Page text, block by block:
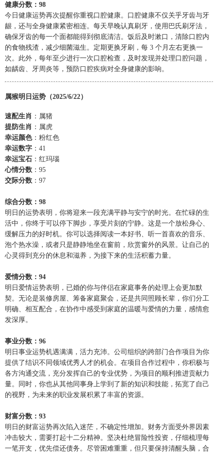
健康分数：98
今日健康运势再次提醒你重视口腔健康。口腔健康不仅关乎牙齿与牙
龈，还与全身健康紧密相连。每天早晚认真刷牙，使用巴氏刷牙法，
确保牙齿的每一个面都能得到彻底清洁。饭后及时漱口，清除口腔内
的食物残渣，减少细菌滋生。定期更换牙刷，每 3 个月左右更换一
次。此外，每年至少进行一次口腔检查，及时发现并处理口腔问题，
如龋齿、牙周炎等，预防口腔疾病对全身健康的影响。
属猴明日运势（2025/6/22）
速配生肖 ：属猪
提防生肖 ：属虎
幸运颜色：粉红色
幸运数字 ：41
幸运宝石 ：红玛瑙
心情分数 ：95
交际分数 ：97
综合分数：98
明日的运势表明，你将迎来一段充满平静与安宁的时光。在忙碌的生
活中，你终于可以停下脚步，享受片刻的宁静。这是一个放松身心、
缓解压力的好时机。你可以选择阅读一本好书、听一首喜欢的音乐、
泡个热水澡，或者只是静静地坐在窗前，欣赏窗外的风景。让自己的
心灵得到充分的休息和滋养，为接下来的生活积蓄力量。
爱情分数：94
明日爱情运势表明，已婚的你与伴侣在家庭事务的处理上会更加默
契。无论是装修房屋、筹备家庭聚会，还是共同照顾长辈，你们分工
明确、相互配合，在协作中感受到家庭的温暖与爱情的力量，感情愈
发深厚。
事业分数：96
明日事业运势机遇满满，活力充沛。公司组织的跨部门合作项目为你
提供了结识不同领域优秀人才的机会。在项目合作过程中，你积极与
各方沟通交流，充分发挥自己的专业优势，为项目的顺利推进贡献力
量。同时，你也从其他同事身上学到了新的知识和技能，拓宽了自己
的视野，为未来的职业发展积累了丰富的资源。
财富分数：93
明日的财富运势再次陷入迷茫，不确定性增加。财务方面受外界因素
冲击较大，需要打起十二分精神。坚决杜绝冒险性投资，仔细梳理每
一笔开支，优先偿还债务。尽管困难重重，但只要保持清醒头脑，合